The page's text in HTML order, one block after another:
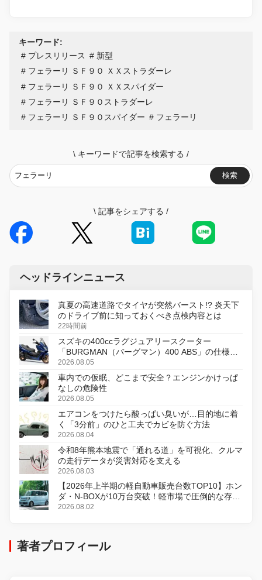
キーワード:
プレスリリース
新型
フェラーリ ＳＦ９０ ＸＸストラダーレ
フェラーリ ＳＦ９０ ＸＸスパイダー
フェラーリ ＳＦ９０ストラダーレ
フェラーリ ＳＦ９０スパイダー
フェラーリ
\ キーワードで記事を検索する /
検索
\ 記事をシェアする /
ヘッドラインニュース
真夏の高速道路でタイヤが突然バースト!? 炎天下
のドライブ前に知っておくべき点検内容とは
22時間前
スズキの400ccラグジュアリースクーター
「BURGMAN（バーグマン）400 ABS」の仕様を
変更し、8月18日に発売
2026.08.05
車内での仮眠、どこまで安全？エンジンかけっぱ
なしの危険性
2026.08.05
エアコンをつけたら酸っぱい臭いが…目的地に着
く「3分前」のひと工夫でカビを防ぐ方法
2026.08.04
令和8年熊本地震で「通れる道」を可視化、クルマ
の走行データが災害対応を支える
2026.08.03
【2026年上半期の軽自動車販売台数TOP10】ホン
ダ・N-BOXが10万台突破！軽市場で圧倒的な存在
感
2026.08.02
著者プロフィール